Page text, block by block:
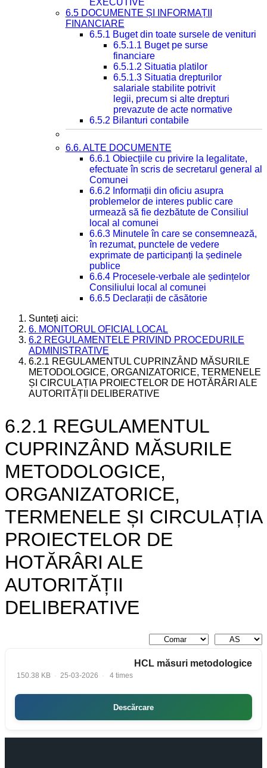
EXECUTIVE
6.5 DOCUMENTE ȘI INFORMAȚII
FINANCIARE
6.5.1 Buget din toate sursele de venituri
6.5.1.1 Buget pe surse
financiare
6.5.1.2 Situatia platilor
6.5.1.3 Situatia drepturilor
salariale stabilite potrivit
legii, precum si alte drepturi
prevazute de acte normative
6.5.2 Bilanturi contabile
6.6. ALTE DOCUMENTE
6.6.1 Obiecțiile cu privire la legalitate,
efectuate în scris de secretarul general al
Comunei
6.6.2 Informații din oficiu asupra
problemelor de interes public care
urmează să fie dezbătute de Consiliul
local al comunei
6.6.3 Minutele în care se consemnează,
în rezumat, punctele de vedere
exprimate de participanți la ședinele
publice
6.6.4 Procesele-verbale ale ședințelor
Consiliului local al comunei
6.6.5 Declarații de căsătorie
Sunteți aici:
6. MONITORUL OFICIAL LOCAL
6.2 REGULAMENTELE PRIVIND PROCEDURILE
ADMINISTRATIVE
6.2.1 REGULAMENTUL CUPRINZÂND MĂSURILE
METODOLOGICE, ORGANIZATORICE, TERMENELE
ȘI CIRCULAȚIA PROIECTELOR DE HOTĂRÂRI ALE
AUTORITĂȚII DELIBERATIVE
6.2.1 REGULAMENTUL
CUPRINZÂND MĂSURILE
METODOLOGICE,
ORGANIZATORICE,
TERMENELE ȘI CIRCULAȚIA
PROIECTELOR DE
HOTĂRÂRI ALE
AUTORITĂȚII
DELIBERATIVE
HCL măsuri metodologice
150.38 KB 25-03-2026 4 times
Descărcare